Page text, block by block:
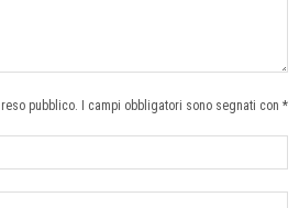
pubblico. I campi obbligatori sono segnati con *